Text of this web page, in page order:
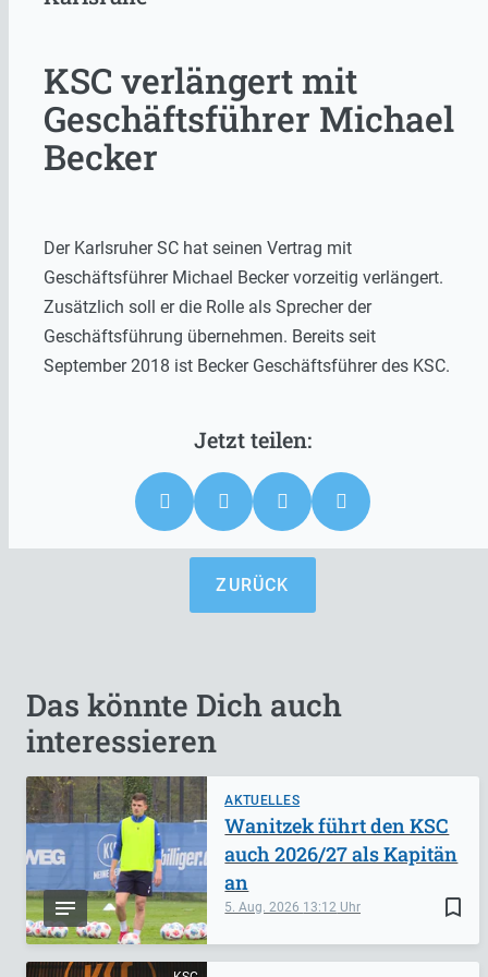
KSC verlängert mit
Geschäftsführer Michael
Becker
Der Karlsruher SC hat seinen Vertrag mit
Geschäftsführer Michael Becker vorzeitig verlängert.
Zusätzlich soll er die Rolle als Sprecher der
Geschäftsführung übernehmen. Bereits seit
September 2018 ist Becker Geschäftsführer des KSC.
ZURÜCK
Das könnte Dich auch
interessieren
AKTUELLES
bookmark_border
5. Aug. 2026 13:12
Wanitzek führt den KSC
auch 2026/27 als Kapitän
an